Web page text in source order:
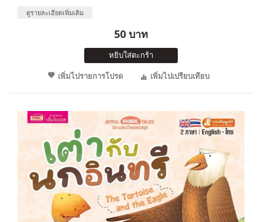
ดูรายละเอียดเพิ่มเติม
50 บาท
หยิบใส่ตะกร้า
เพิ่มไปรายการโปรด
เพิ่มไปเปรียบเทียบ